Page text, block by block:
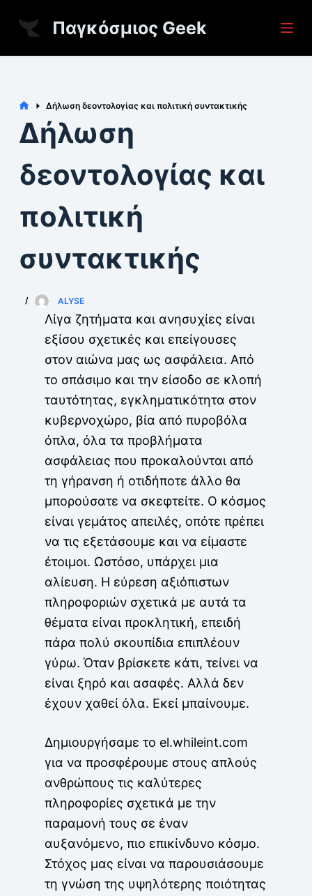
S
i
c
n
e
Παγκόσμιος Geek
HomeΔήλωση δεοντολογίας και πολιτική συντακτικής
Δήλωση
δεοντολογίας και
πολιτική
συντακτικής
ALYSE
Λίγα ζητήματα και ανησυχίες είναι
εξίσου σχετικές και επείγουσες
στον αιώνα μας ως ασφάλεια. Από
το σπάσιμο και την είσοδο σε κλοπή
ταυτότητας, εγκληματικότητα στον
κυβερνοχώρο, βία από πυροβόλα
όπλα, όλα τα προβλήματα
ασφάλειας που προκαλούνται από
τη γήρανση ή οτιδήποτε άλλο θα
μπορούσατε να σκεφτείτε. Ο κόσμος
είναι γεμάτος απειλές, οπότε πρέπει
να τις εξετάσουμε και να είμαστε
έτοιμοι. Ωστόσο, υπάρχει μια
αλίευση. Η εύρεση αξιόπιστων
πληροφοριών σχετικά με αυτά τα
θέματα είναι προκλητική, επειδή
πάρα πολύ σκουπίδια επιπλέουν
γύρω. Όταν βρίσκετε κάτι, τείνει να
είναι ξηρό και ασαφές. Αλλά δεν
έχουν χαθεί όλα. Εκεί μπαίνουμε.
Δημιουργήσαμε το el.whileint.com
για να προσφέρουμε στους απλούς
ανθρώπους τις καλύτερες
πληροφορίες σχετικά με την
παραμονή τους σε έναν
αυξανόμενο, πιο επικίνδυνο κόσμο.
Στόχος μας είναι να παρουσιάσουμε
τη γνώση της υψηλότερης ποιότητας